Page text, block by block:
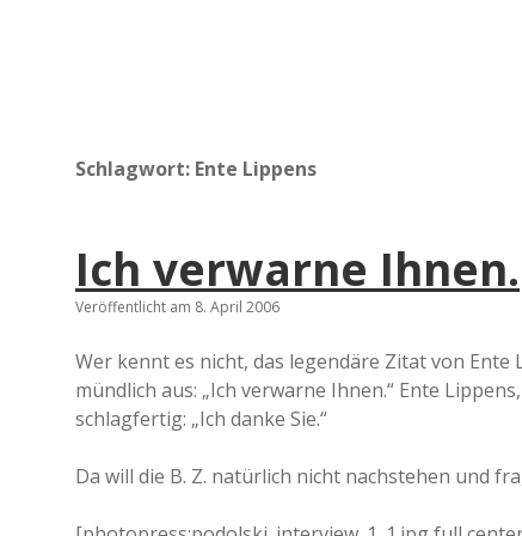
Schlagwort: Ente Lippens
Ich verwarne Ihnen.
Veröffentlicht am 8. April 2006
Wer kennt es nicht, das legendäre Zitat von
mündlich aus: „Ich verwarne Ihnen.“ Ente
schlagfertig: „Ich danke Sie.“
Da will die B. Z. natürlich nicht nachstehen und